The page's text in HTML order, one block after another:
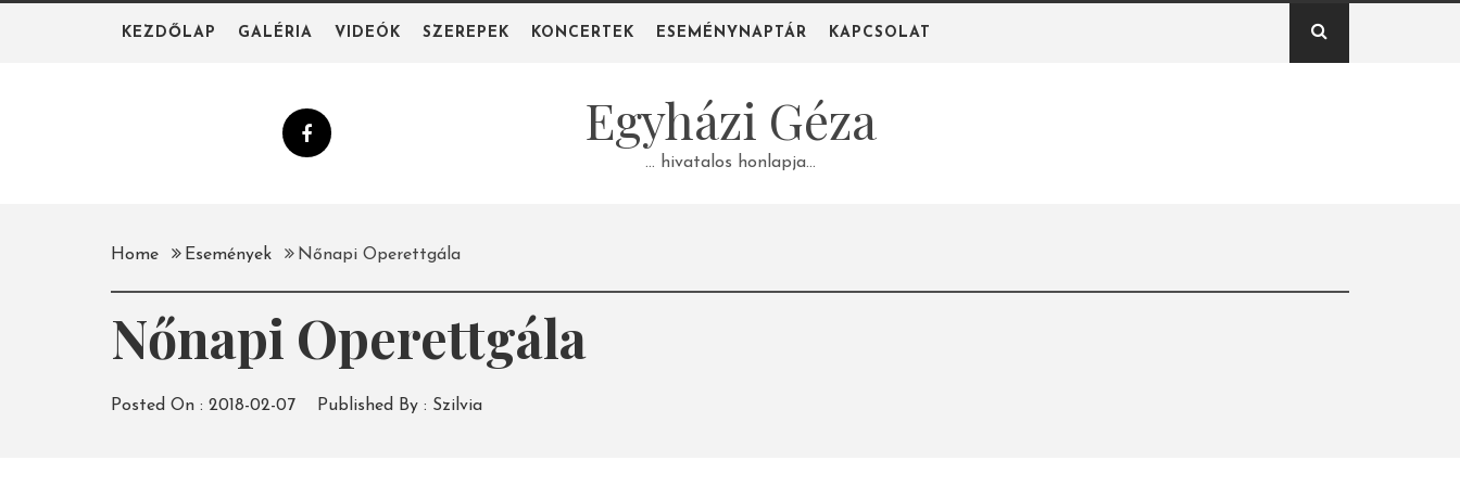
KEZDŐLAP GALÉRIA VIDEÓK SZEREPEK KONCERTEK ESEMÉNYNAPTÁR KAPCSOLAT
Egyházi Géza
… hivatalos honlapja…
Home Események Nőnapi Operettgála
Nőnapi Operettgála
Posted On : 2018-02-07 Published By : Szilvia